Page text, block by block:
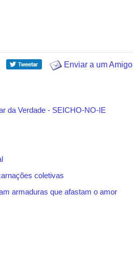
Enviar a um Amigo
da Verdade - SEICHO-NO-IE
coletivas
armaduras que afastam o amor